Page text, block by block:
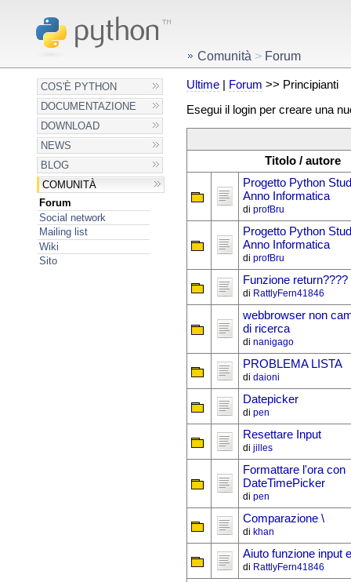
COS'È PYTHON
DOCUMENTAZIONE
DOWNLOAD
NEWS
BLOG
COMUNITÀ
Forum
Social network
Mailing list
Wiki
Sito
Comunità > Forum
Ultime| Forum >> Principianti
Esegui il login per creare una
Titolo / autore
Progetto Python
Anno Informatica
di profBru
Progetto Python
Anno Informatica
di profBru
Funzione return????
di RattlyFern41846
webbrowser non
di ricerca
di nanigago
PROBLEMA LISTA
di daioni
Datepicker
di pen
Resettare Input
di jilles
Formattare l'ora con
DateTimePicker
di pen
Comparazione \
di khan
Aiuto funzione input
di RattlyFern41846